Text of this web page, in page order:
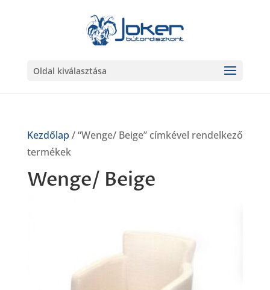
Oldal kiválasztása
Kezdőlap / “Wenge/ Beige” címkével rendelkező
termékek
Wenge/ Beige